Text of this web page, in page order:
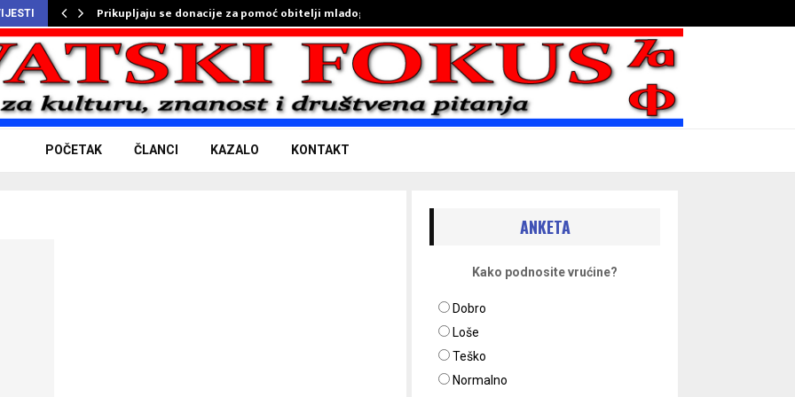
Prikupljaju se donacije za pomoć obitelji mladog…
POČETAK ČLANCI KAZALO KONTAKT
ANKETA
Kako podnosite vrućine?
Dobro
Loše
Teško
Normalno